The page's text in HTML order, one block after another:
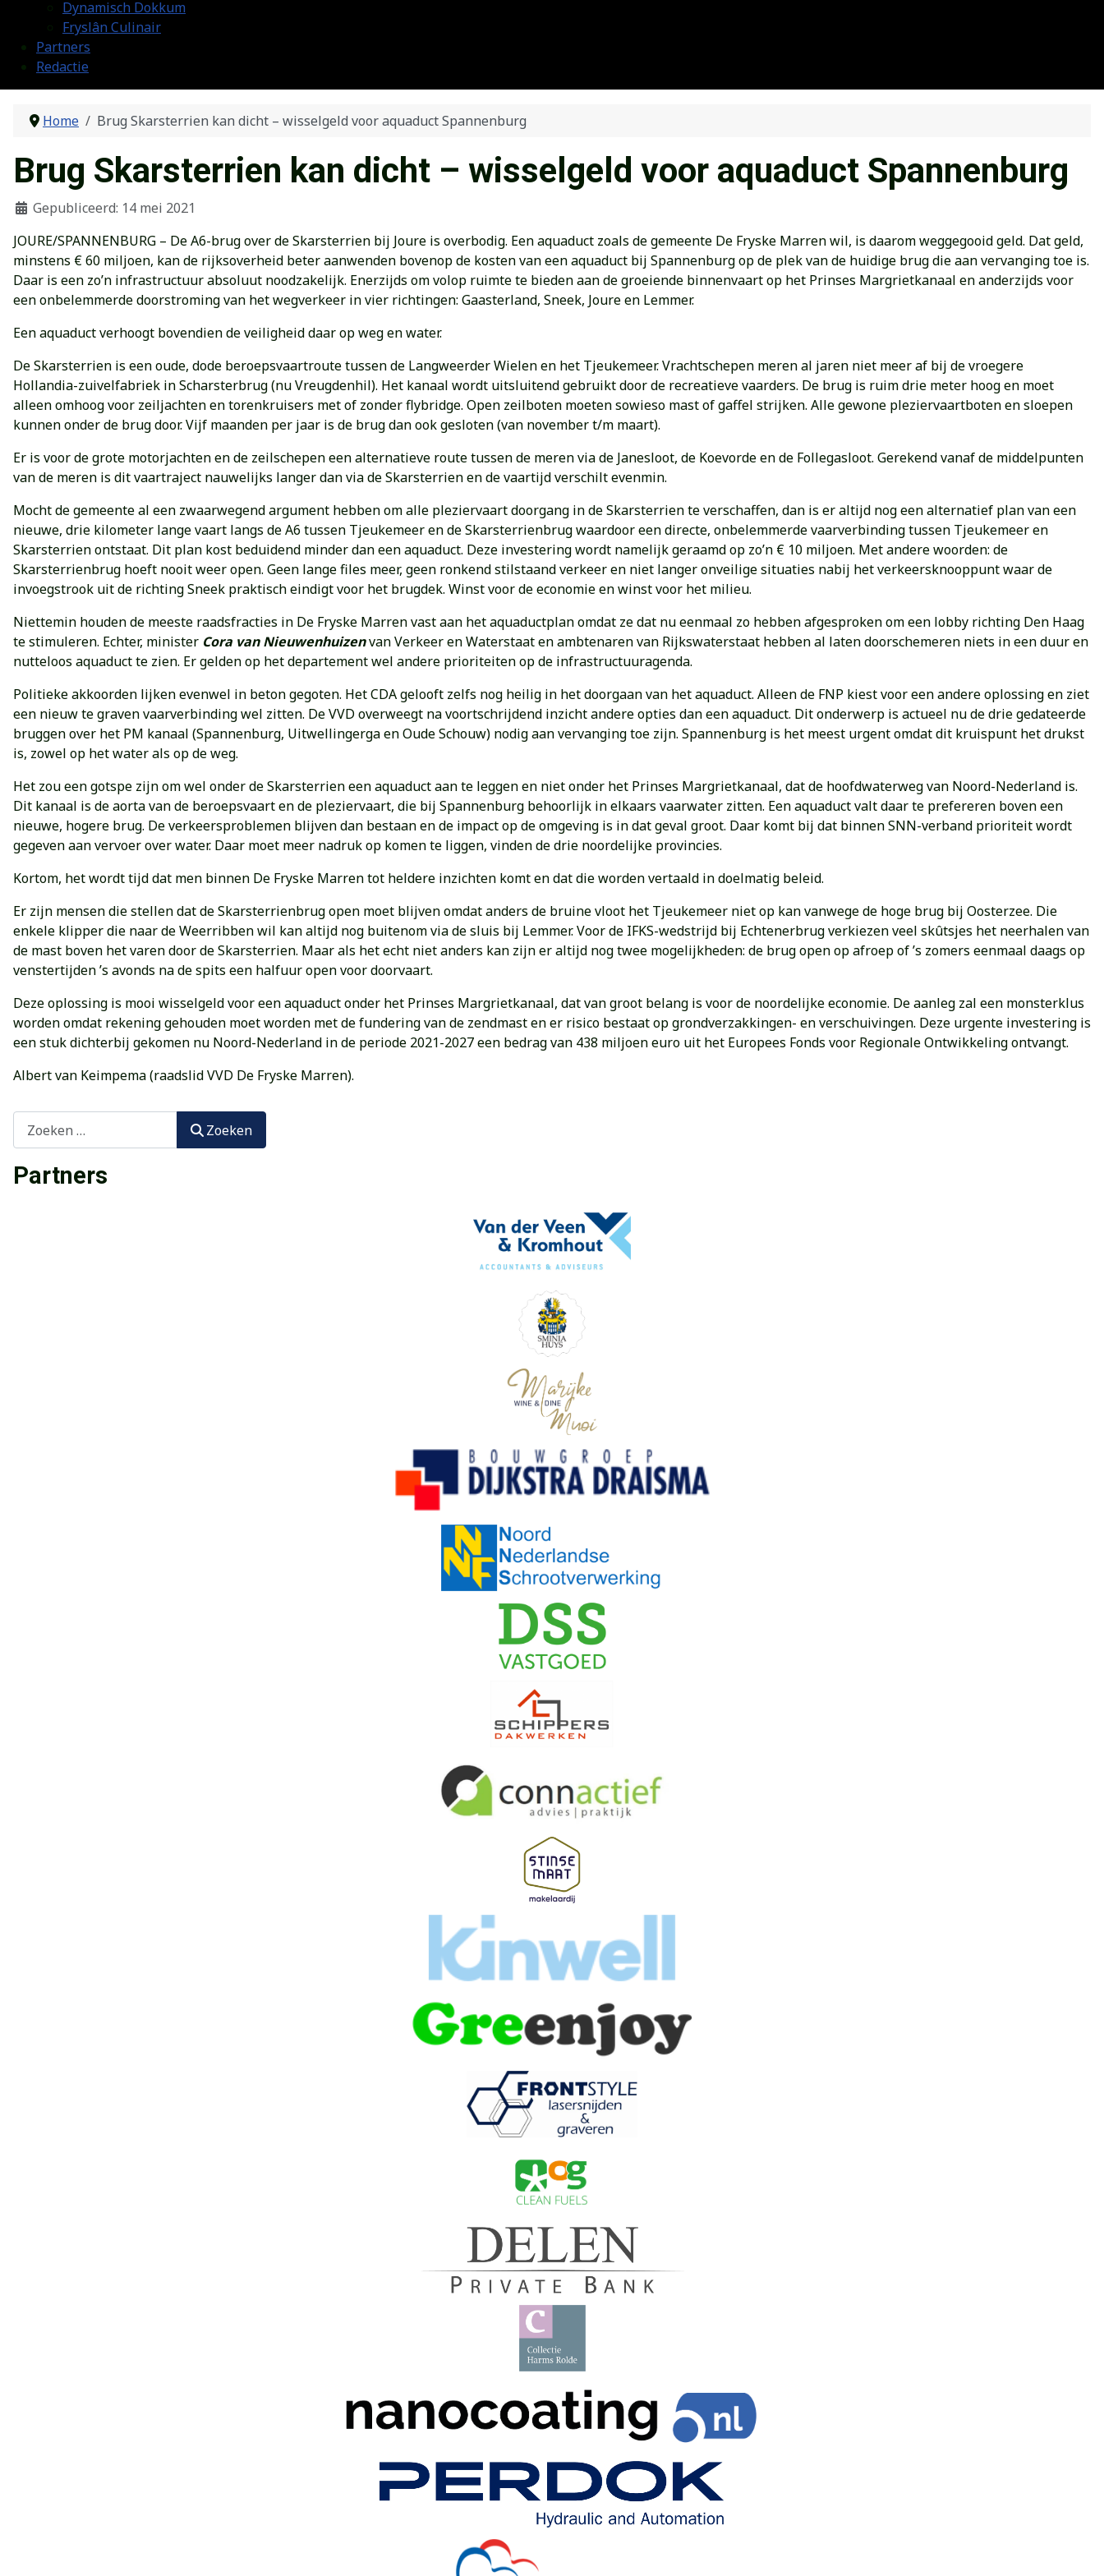
Dynamisch Dokkum
Fryslân Culinair
Partners
Redactie
Home Brug Skarsterrien kan dicht – wisselgeld voor aquaduct Spannenburg
Brug Skarsterrien kan dicht – wisselgeld voor aquaduct Spannenburg
Gepubliceerd: 14 mei 2021
JOURE/SPANNENBURG – De A6-brug over de Skarsterrien bij Joure is overbodig. Een aquaduct zoals de gemeente De Fryske Marren wil, is daarom weggegooid geld. Dat geld,
minstens € 60 miljoen, kan de rijksoverheid beter aanwenden bovenop de kosten van een aquaduct bij Spannenburg op de plek van de huidige brug die aan vervanging toe is.
Daar is een zo’n infrastructuur absoluut noodzakelijk. Enerzijds om volop ruimte te bieden aan de groeiende binnenvaart op het Prinses Margrietkanaal en anderzijds voor
een onbelemmerde doorstroming van het wegverkeer in vier richtingen: Gaasterland, Sneek, Joure en Lemmer.
Een aquaduct verhoogt bovendien de veiligheid daar op weg en water.
De Skarsterrien is een oude, dode beroepsvaartroute tussen de Langweerder Wielen en het Tjeukemeer. Vrachtschepen meren al jaren niet meer af bij de vroegere
Hollandia-zuivelfabriek in Scharsterbrug (nu Vreugdenhil). Het kanaal wordt uitsluitend gebruikt door de recreatieve vaarders. De brug is ruim drie meter hoog en moet
alleen omhoog voor zeiljachten en torenkruisers met of zonder flybridge. Open zeilboten moeten sowieso mast of gaffel strijken. Alle gewone pleziervaartboten en sloepen
kunnen onder de brug door. Vijf maanden per jaar is de brug dan ook gesloten (van november t/m maart).
Er is voor de grote motorjachten en de zeilschepen een alternatieve route tussen de meren via de Janesloot, de Koevorde en de Follegasloot. Gerekend vanaf de middelpunten
van de meren is dit vaartraject nauwelijks langer dan via de Skarsterrien en de vaartijd verschilt evenmin.
Mocht de gemeente al een zwaarwegend argument hebben om alle pleziervaart doorgang in de Skarsterrien te verschaffen, dan is er altijd nog een alternatief plan van een
nieuwe, drie kilometer lange vaart langs de A6 tussen Tjeukemeer en de Skarsterrienbrug waardoor een directe, onbelemmerde vaarverbinding tussen Tjeukemeer en
Skarsterrien ontstaat. Dit plan kost beduidend minder dan een aquaduct. Deze investering wordt namelijk geraamd op zo’n € 10 miljoen. Met andere woorden: de
Skarsterrienbrug hoeft nooit weer open. Geen lange files meer, geen ronkend stilstaand verkeer en niet langer onveilige situaties nabij het verkeersknooppunt waar de
invoegstrook uit de richting Sneek praktisch eindigt voor het brugdek. Winst voor de economie en winst voor het milieu.
Niettemin houden de meeste raadsfracties in De Fryske Marren vast aan het aquaductplan omdat ze dat nu eenmaal zo hebben afgesproken om een lobby richting Den Haag
te stimuleren. Echter, minister Cora van Nieuwenhuizenvan Verkeer en Waterstaat en ambtenaren van Rijkswaterstaat hebben al laten doorschemeren niets in een duur en
nutteloos aquaduct te zien. Er gelden op het departement wel andere prioriteiten op de infrastructuuragenda.
Politieke akkoorden lijken evenwel in beton gegoten. Het CDA gelooft zelfs nog heilig in het doorgaan van het aquaduct. Alleen de FNP kiest voor een andere oplossing en ziet
een nieuw te graven vaarverbinding wel zitten. De VVD overweegt na voortschrijdend inzicht andere opties dan een aquaduct. Dit onderwerp is actueel nu de drie gedateerde
bruggen over het PM kanaal (Spannenburg, Uitwellingerga en Oude Schouw) nodig aan vervanging toe zijn. Spannenburg is het meest urgent omdat dit kruispunt het drukst
is, zowel op het water als op de weg.
Het zou een gotspe zijn om wel onder de Skarsterrien een aquaduct aan te leggen en niet onder het Prinses Margrietkanaal, dat de hoofdwaterweg van Noord-Nederland is.
Dit kanaal is de aorta van de beroepsvaart en de pleziervaart, die bij Spannenburg behoorlijk in elkaars vaarwater zitten. Een aquaduct valt daar te prefereren boven een
nieuwe, hogere brug. De verkeersproblemen blijven dan bestaan en de impact op de omgeving is in dat geval groot. Daar komt bij dat binnen SNN-verband prioriteit wordt
gegeven aan vervoer over water. Daar moet meer nadruk op komen te liggen, vinden de drie noordelijke provincies.
Kortom, het wordt tijd dat men binnen De Fryske Marren tot heldere inzichten komt en dat die worden vertaald in doelmatig beleid.
Er zijn mensen die stellen dat de Skarsterrienbrug open moet blijven omdat anders de bruine vloot het Tjeukemeer niet op kan vanwege de hoge brug bij Oosterzee. Die
enkele klipper die naar de Weerribben wil kan altijd nog buitenom via de sluis bij Lemmer. Voor de IFKS-wedstrijd bij Echtenerbrug verkiezen veel skûtsjes het neerhalen van
de mast boven het varen door de Skarsterrien. Maar als het echt niet anders kan zijn er altijd nog twee mogelijkheden: de brug open op afroep of ’s zomers eenmaal daags op
venstertijden ’s avonds na de spits een halfuur open voor doorvaart.
Deze oplossing is mooi wisselgeld voor een aquaduct onder het Prinses Margrietkanaal, dat van groot belang is voor de noordelijke economie. De aanleg zal een monsterklus
worden omdat rekening gehouden moet worden met de fundering van de zendmast en er risico bestaat op grondverzakkingen- en verschuivingen. Deze urgente investering is
een stuk dichterbij gekomen nu Noord-Nederland in de periode 2021-2027 een bedrag van 438 miljoen euro uit het Europees Fonds voor Regionale Ontwikkeling ontvangt.
Albert van Keimpema (raadslid VVD De Fryske Marren).
Zoeken
Partners